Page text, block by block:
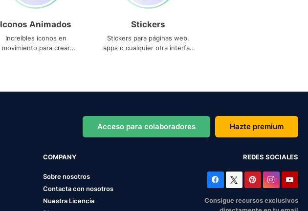
Iconos Animados
Increíbles iconos en
movimiento para crear
Stickers
Stickers para páginas web,
apps o cualquier otra interfaz
Acceso para colaboradores Hazte premium
COMPANY
Sobre nosotros
Contacta con nosotros
Nuestra Licencia
REDES SOCIALES
Consigue recursos exclusivos